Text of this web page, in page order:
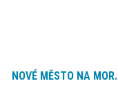
NOVÉ MĚSTO NA MOR.